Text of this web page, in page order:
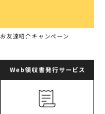
お友達紹介キャンペーン